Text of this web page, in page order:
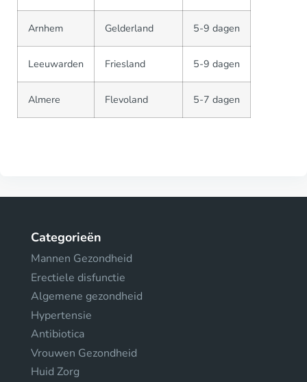
Arnhem Gelderland 5-9 dagen
Leeuwarden Friesland 5-9 dagen
Almere Flevoland 5-7 dagen
Categorieën
Mannen Gezondheid
Erectiele disfunctie
Algemene gezondheid
Hypertensie
Antibiotica
Vrouwen Gezondheid
Huid Zorg